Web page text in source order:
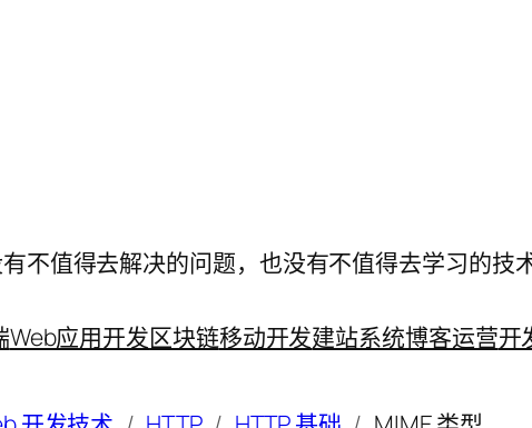
不值得去解决的问题，也没有不值得去学习的技
Web应用开发区块链移动开发建站系统博客运营开